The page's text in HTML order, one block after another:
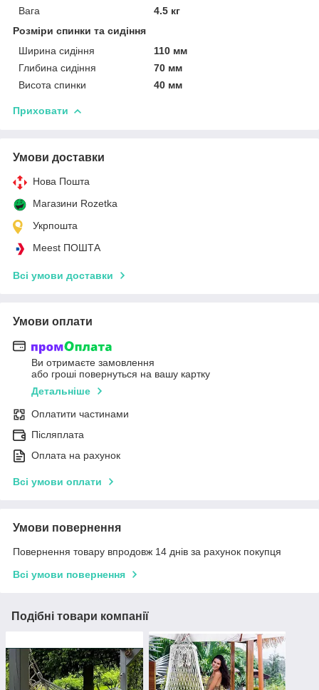
Вага
4.5 кг
Розміри спинки та сидіння
Ширина сидіння
110 мм
Глибина сидіння
70 мм
Висота спинки
40 мм
Приховати
Умови доставки
Нова Пошта
Магазини Rozetka
Укрпошта
Meest ПОШТА
Всі умови доставки
Умови оплати
Ви отримаєте замовлення
або гроші повернуться на вашу картку
Детальніше
Оплатити частинами
Післяплата
Оплата на рахунок
Всі умови оплати
Умови повернення
Повернення товару впродовж 14 днів за рахунок покупця
Всі умови повернення
Подібні товари компанії